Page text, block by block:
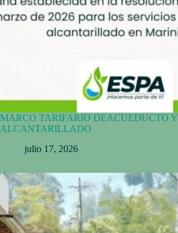
MARCO TARIFARIO DEACUEDUCTO Y
ALCANTARILLADO
julio 17, 2026